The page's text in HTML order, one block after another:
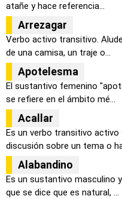
atañe y hace referencia...
Arrezagar
Verbo activo transitivo.
de una camisa, un traje o...
Apotelesma
El sustantivo femenino
se refiere en el ámbito mé...
Acallar
Es un verbo transitivo
discusión sobre un tema o
Alabandino
Es un sustantivo masculino
que se dice que es natural, ...